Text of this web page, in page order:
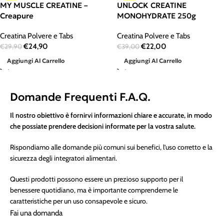
MY MUSCLE CREATINE –
Creapure
Creatina Polvere e Tabs
€29,90€24,90
Aggiungi Al Carrello
UNLOCK CREATINE
MONOHYDRATE 250g
Creatina Polvere e Tabs
€39,00€22,00
Aggiungi Al Carrello
Domande Frequenti F.A.Q.
Il nostro obiettivo è fornirvi informazioni chiare e accurate, in modo
che possiate prendere decisioni informate per la vostra salute.
Rispondiamo alle domande più comuni sui benefici, l’uso corretto e la
sicurezza degli integratori alimentari.
Questi prodotti possono essere un prezioso supporto per il
benessere quotidiano, ma è importante comprenderne le
caratteristiche per un uso consapevole e sicuro.
Fai una domanda